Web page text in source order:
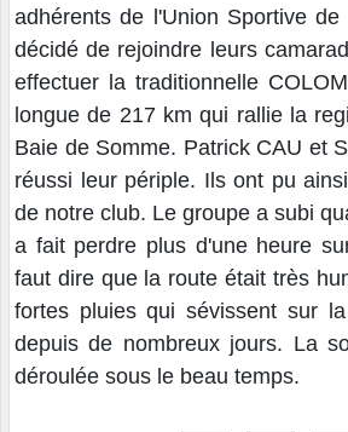
adhérents de l'Union Sportive
décidé de rejoindre leurs
effectuer la traditionnelle
longue de 217 km qui rallie la
Baie de Somme. Patrick CAU et
réussi leur périple. Ils ont pu
de notre club. Le groupe a subi
a fait perdre plus d'une heure
faut dire que la route était très
fortes pluies qui sévissent sur
depuis de nombreux jours. La
déroulée sous le beau temps.